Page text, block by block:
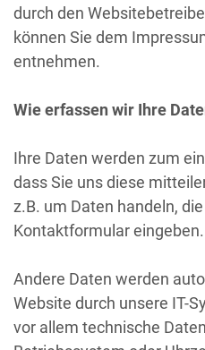
durch den
können Sie dem
entnehmen.
Wie erfassen wir Ihre
Ihre Daten werden zum
dass Sie uns diese
z.B. um Daten handeln,
Kontaktformular eingeben.
Andere Daten werden
Website durch unsere IT-
vor allem technische